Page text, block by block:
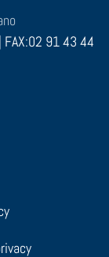
| FAX:02 91 43 44